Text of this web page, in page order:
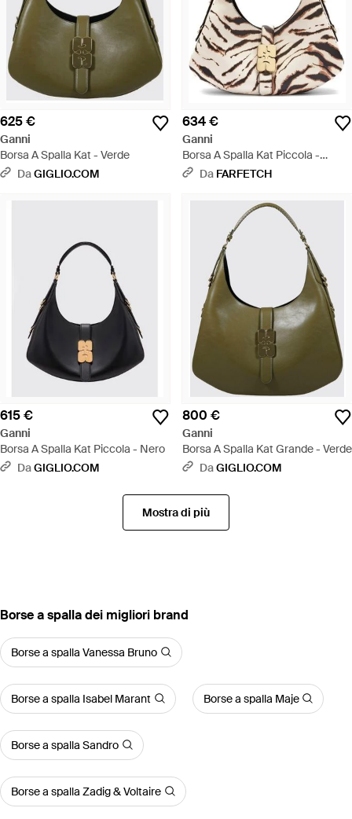
625 €
Ganni
Borsa A Spalla Kat - Verde
DaGIGLIO.COM
634 €
Ganni
Borsa A Spalla Kat Piccola -
Neutro
Da FARFETCH
615 €
Ganni
Borsa A Spalla Kat Piccola - Nero
DaGIGLIO.COM
800 €
Ganni
Borsa A Spalla Kat Grande - Verde
DaGIGLIO.COM
Mostra di più
‪Borse a spalla‬ dei migliori brand
Borse a spalla Vanessa Bruno
Borse a spalla Isabel Marant Borse a spalla Maje
Borse a spalla Sandro
Borse a spalla Zadig & Voltaire